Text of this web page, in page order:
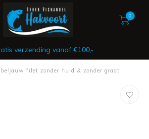
0
verzending vanaf €100,-
filet zonder huid & zonder graat